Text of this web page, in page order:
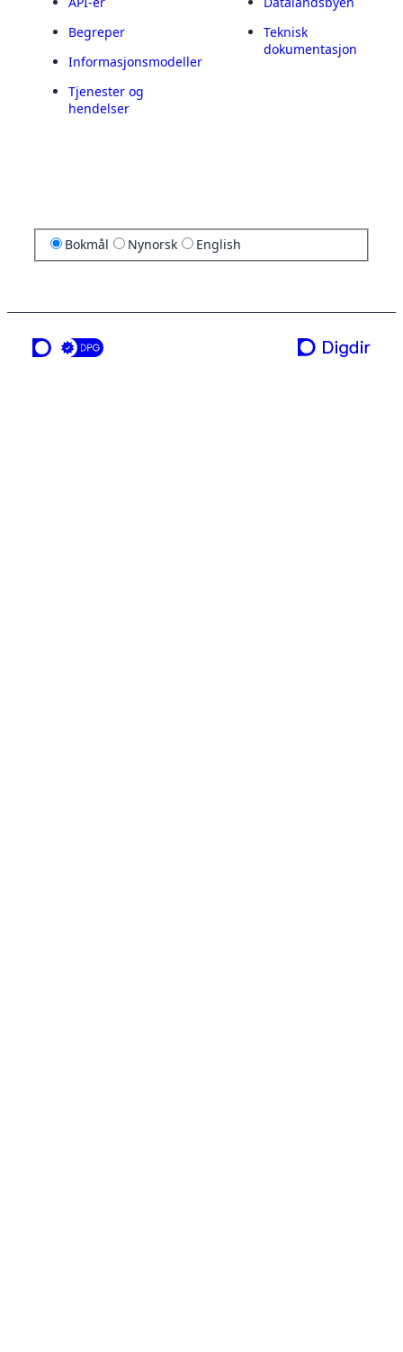
Begreper
Informasjonsmodeller
Tjenester og
hendelser
Teknisk
dokumentasjon
Bokmål Nynorsk English